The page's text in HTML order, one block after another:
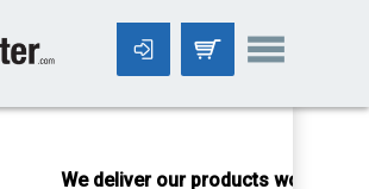
We deliver our products worldwide!